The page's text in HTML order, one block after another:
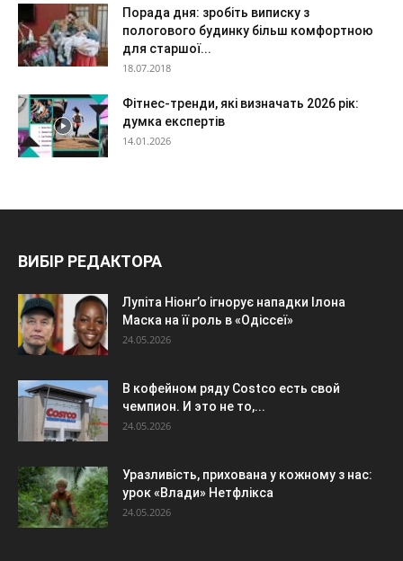
Порада дня: зробіть виписку з
пологового будинку більш комфортною
для старшої...
18.07.2018
Фітнес-тренди, які визначать 2026 рік:
думка експертів
14.01.2026
ВИБІР РЕДАКТОРА
Лупіта Ніонг’о ігнорує нападки Ілона
Маска на її роль в «Одіссеї»
24.05.2026
В кофейном ряду Costco есть свой
чемпион. И это не то,...
24.05.2026
Уразливість, прихована у кожному з нас:
урок «Влади» Нетфлікса
24.05.2026